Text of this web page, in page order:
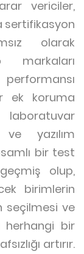
vericiler,
sertifikasyon
olarak
markaları
ek koruma
laboratuvar
yazılım
bir test
olup,
birimlerin
seçilmesi ve
herhangi bir
artırır.